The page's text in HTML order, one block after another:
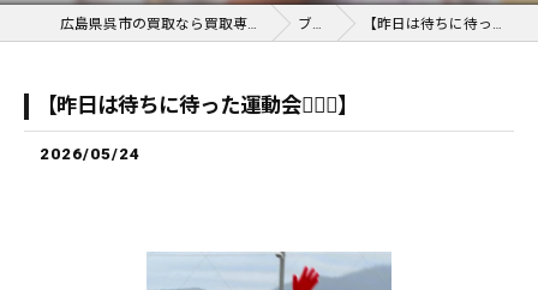
広島県呉市の買取なら買取専門いくらや呉広店 ブログ 【昨日は待ちに待った運動会🏃‍♂️✨】
【昨日は待ちに待った運動会🏃‍♂️✨】
2026/05/24